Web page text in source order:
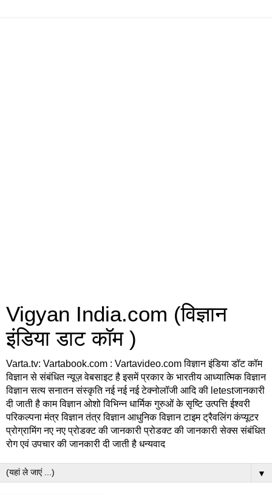
Vigyan India.com (विज्ञान
इंडिया डाट कॉम )
Varta.tv: Vartabook.com : Vartavideo.com विज्ञान इंडिया डॉट कॉम
विज्ञान से संबंधित न्यूज़ वेबसाइट है इसमें प्रकार के भारतीय आध्यात्मिक विज्ञान
विज्ञान सत्य सनातन संस्कृति नई नई नई टेक्नोलॉजी आदि की letestजानकारी
दी जाती है काम विज्ञान ओशो विभिन्न धार्मिक गुरुओं के सृष्टि उत्पत्ति ईश्वरी
परिकल्पना मंत्र विज्ञान तंत्र विज्ञान आधुनिक विज्ञान टाइम ट्रैवलिंग कंप्यूटर
प्रोग्रामिंग नए नए प्रोडक्ट की जानकारी प्रोडक्ट की जानकारी सेक्स संबंधित
रोग एवं उपचार की जानकारी दी जाती है धन्यवाद
▼